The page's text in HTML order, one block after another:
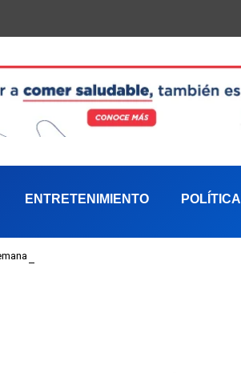
ENTRETENIMIENTO POLÍTICA
Mundial de la Lactancia Materna